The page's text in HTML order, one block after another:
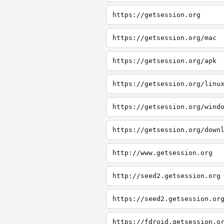
https://getsession.org
https://getsession.org/mac
https://getsession.org/apk
https://getsession.org/linux
https://getsession.org/
https://getsession.org/
http://www.getsession.org
http://seed2.getsession.org
https://seed2.getsession.org
https://